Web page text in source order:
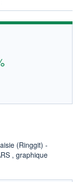
(Ringgit) -
, graphique